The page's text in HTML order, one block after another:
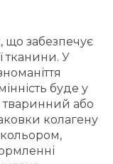
що забезпечує
тканини. У
буде у
тваринний або
колагену